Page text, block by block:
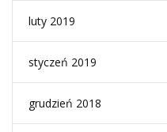
luty 2019
styczeń 2019
grudzień 2018